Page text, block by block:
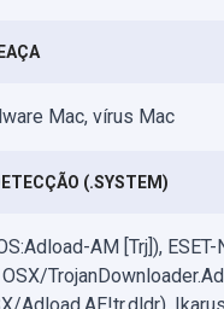
Mac, vírus Mac
(.SYSTEM)
AM [Trj]), ESET-